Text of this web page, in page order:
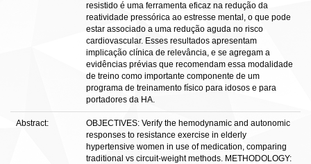
resistido é uma ferramenta eficaz na redução da
reatividade pressórica ao estresse mental, o que pode
estar associado a uma redução aguda no risco
cardiovascular. Esses resultados apresentam
implicação clínica de relevância, e se agregam a
evidências prévias que recomendam essa modalidade
de treino como importante componente de um
programa de treinamento físico para idosos e para
portadores da HA.
Abstract:
OBJECTIVES: Verify the hemodynamic and autonomic
responses to resistance exercise in elderly
hypertensive women in use of medication, comparing
traditional vs circuit-weight methods. METHODOLOGY: